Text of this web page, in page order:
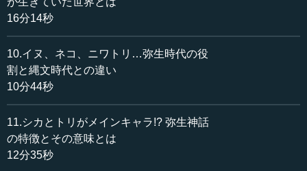
それが遺伝子になります。だから耳は乾燥していると
か、あれも遺伝子のそういう部分です。その32億あるもの
の中の一部の決定項目です。それが遺伝子ということにな
ります。ですから、DNAと遺伝子とゲノムはそういう意味
で違うわけです。
藤尾 簡単にいうと、例えば本が1冊あったとして、それ全
体がDNAで、その中の見出し、例えば弥生とか古墳という
ものがおそらく遺伝子に相当して、1冊の百科事典、全てに
16分14秒
10.イヌ、ネコ、ニワトリ…弥生時代の役
割と縄文時代との違い
10分44秒
11.シカとトリがメインキャラ!? 弥生神話
の特徴とその意味とは
12分35秒